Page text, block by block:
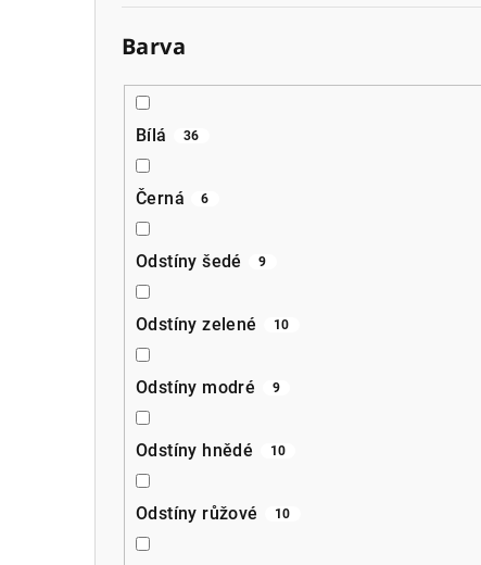
Barva
Bílá 36
Černá 6
Odstíny šedé 9
Odstíny zelené 10
Odstíny modré 9
Odstíny hnědé 10
Odstíny růžové 10